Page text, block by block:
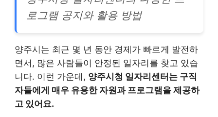
로그램 공지와 활용 방법
양주시는 최근 몇 년 동안 경제가 빠르게 발전하
면서, 많은 사람들이 안정된 일자리를 찾고 있습
니다. 이런 가운데, 양주시청 일자리센터는 구직
자들에게 매우 유용한 자원과 프로그램을 제공하
고 있어요.